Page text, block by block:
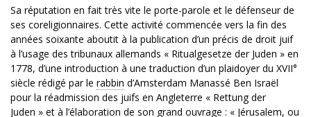
Sa réputation en fait très vite le porte-parole et le défenseur de
ses coreligionnaires. Cette activité commencée vers la fin des
années soixante aboutit à la publication d’un précis de droit juif
à l’usage des tribunaux allemands « Ritualgesetze der Juden » en
1778, d’une introduction à une traduction d’un plaidoyer du XVII°
siècle rédigé par le rabbin d’Amsterdam Manassé Ben Israël
pour la réadmission des juifs en Angleterre « Rettung der
Juden » et à l’élaboration de son grand ouvrage : « Jérusalem, ou